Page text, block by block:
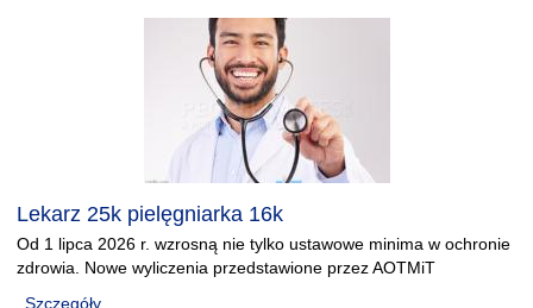
Lekarz 25k pielęgniarka 16k
Od 1 lipca 2026 r. wzrosną nie tylko ustawowe minima w ochronie
zdrowia. Nowe wyliczenia przedstawione przez AOTMiT
Szczegóły